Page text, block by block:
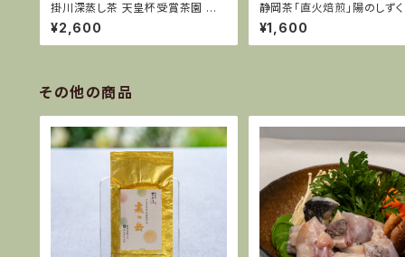
掛川深蒸し茶 天皇杯受賞茶園 栽
培茶 プレミアム粟ヶ岳
¥2,600
静岡茶「直火焙煎」陽のしずく
¥1,600
その他の商品